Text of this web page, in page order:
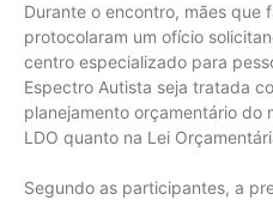
Durante o encontro, mães que
protocolaram um ofício
centro especializado para
Espectro Autista seja tratada
planejamento orçamentário do
LDO quanto na Lei
Segundo as participantes, a